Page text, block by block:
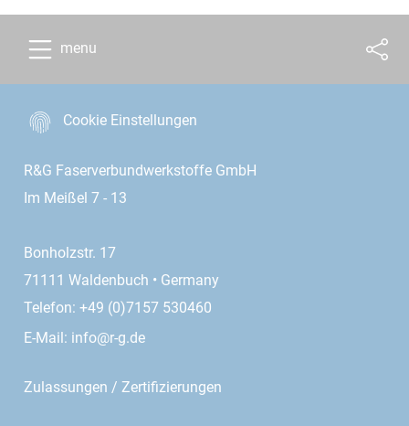
menu
Cookie Einstellungen
R&G Faserverbundwerkstoffe GmbH
Im Meißel 7 - 13
Bonholzstr. 17
71111 Waldenbuch • Germany
Telefon: +49 (0)7157 530460
E-Mail: info@r-g.de
Zulassungen / Zertifizierungen